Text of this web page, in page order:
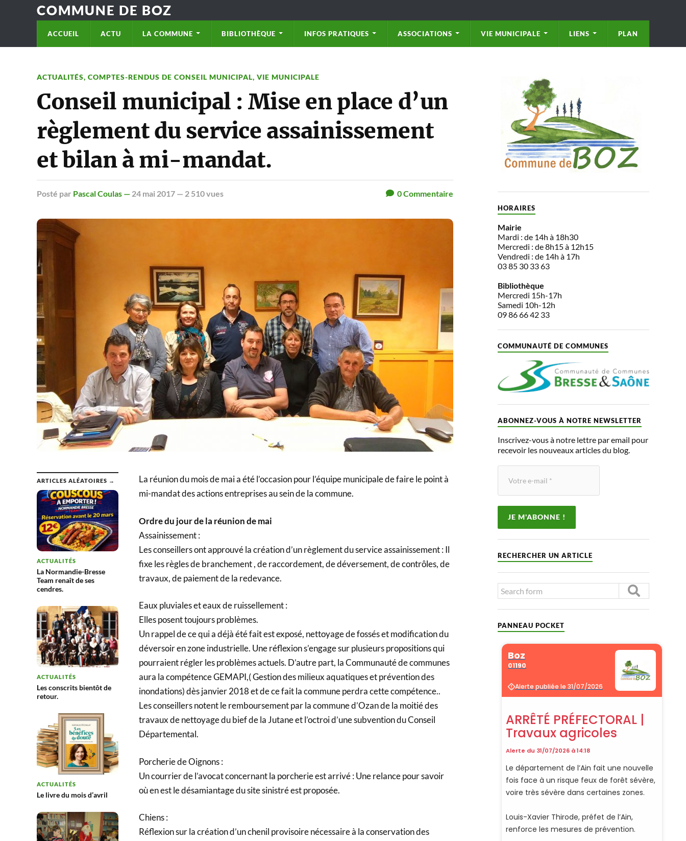
COMMUNE DE BOZ
ACCUEIL ACTU LA COMMUNE BIBLIOTHÈQUE INFOS PRATIQUES ASSOCIATIONS VIE MUNICIPALE LIENS PLAN
ACTUALITÉS, COMPTES-RENDUS DE CONSEIL MUNICIPAL, VIE MUNICIPALE
Conseil municipal : Mise en place d’un
règlement du service assainissement
et bilan à mi-mandat.
Posté par Pascal Coulas — 24 mai 2017 — 2 510 vues 0Commentaire
ARTICLES ALÉATOIRES →
ACTUALITÉS
La Normandie-Bresse
Team renaît de ses
cendres.
ACTUALITÉS
Les conscrits bientôt de
retour.
ACTUALITÉS
Le livre du mois d’avril
La réunion du mois de mai a été l’occasion pour l’équipe municipale de faire le point à
mi-mandat des actions entreprises au sein de la commune.
Ordre du jour de la réunion de mai
Assainissement :
Les conseillers ont approuvé la création d’un règlement du service assainissement : Il
fixe les règles de branchement , de raccordement, de déversement, de contrôles, de
travaux, de paiement de la redevance.
Eaux pluviales et eaux de ruissellement :
Elles posent toujours problèmes.
Un rappel de ce qui a déjà été fait est exposé, nettoyage de fossés et modification du
déversoir en zone industrielle. Une réflexion s’engage sur plusieurs propositions qui
pourraient régler les problèmes actuels. D’autre part, la Communauté de communes
aura la compétence GEMAPI,( Gestion des milieux aquatiques et prévention des
inondations) dès janvier 2018 et de ce fait la commune perdra cette compétence..
Les conseillers notent le remboursement par la commune d’Ozan de la moitié des
travaux de nettoyage du bief de la Jutane et l’octroi d’une subvention du Conseil
Départemental.
Porcherie de Oignons :
Un courrier de l’avocat concernant la porcherie est arrivé : Une relance pour savoir
où en est le désamiantage du site sinistré est proposée.
Chiens :
Réflexion sur la création d’un chenil provisoire nécessaire à la conservation des
HORAIRES
Mairie
Mardi : de 14h à 18h30
Mercredi : de 8h15 à 12h15
Vendredi : de 14h à 17h
03 85 30 33 63
Bibliothèque
Mercredi 15h-17h
Samedi 10h-12h
09 86 66 42 33
COMMUNAUTÉ DE COMMUNES
ABONNEZ-VOUS À NOTRE NEWSLETTER
Inscrivez-vous à notre lettre par email pour
recevoir les nouveaux articles du blog.
RECHERCHER UN ARTICLE
PANNEAU POCKET